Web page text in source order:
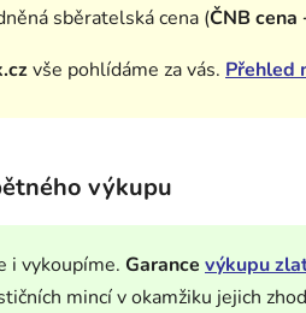
sběratelská cena (ČNB cena
vše pohlídáme za vás. Přehled
výkupu
i vykoupíme. Garance výkupu
mincí v okamžiku jejich